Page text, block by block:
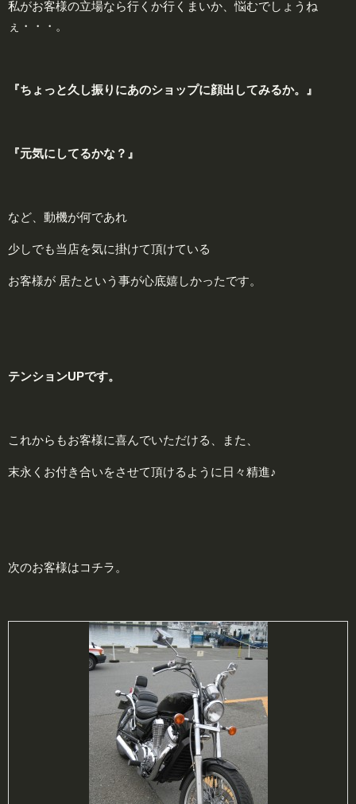
私がお客様の立場なら行くか行くまいか、悩むでしょうね
ぇ・・・。
『ちょっと久し振りにあのショップに顔出してみるか。』
『元気にしてるかな？』
など、動機が何であれ
少しでも当店を気に掛けて頂けている
お客様が 居たという事が心底嬉しかったです。
テンションUPです。
これからもお客様に喜んでいただける、また、
末永くお付き合いをさせて頂けるように日々精進♪
次のお客様はコチラ。